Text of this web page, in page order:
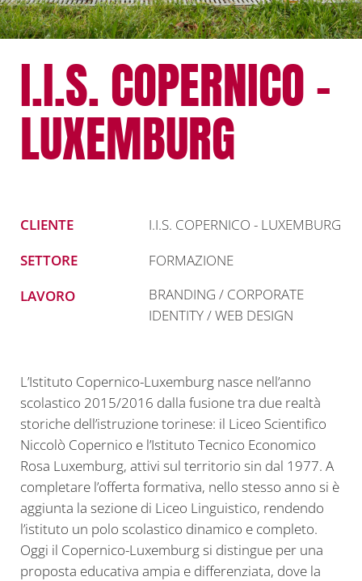
I.I.S. COPERNICO –
LUXEMBURG
CLIENTE
I.I.S. COPERNICO - LUXEMBURG
SETTORE
FORMAZIONE
LAVORO
BRANDING / CORPORATE
IDENTITY / WEB DESIGN
L’Istituto Copernico-Luxemburg nasce nell’anno
scolastico 2015/2016 dalla fusione tra due realtà
storiche dell’istruzione torinese: il Liceo Scientifico
Niccolò Copernico e l’Istituto Tecnico Economico
Rosa Luxemburg, attivi sul territorio sin dal 1977. A
completare l’offerta formativa, nello stesso anno si è
aggiunta la sezione di Liceo Linguistico, rendendo
l’istituto un polo scolastico dinamico e completo.
Oggi il Copernico-Luxemburg si distingue per una
proposta educativa ampia e differenziata, dove la